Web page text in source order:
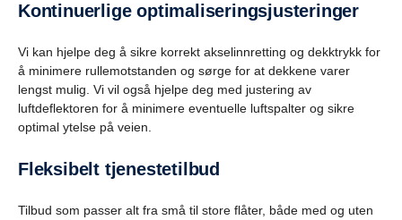
Kontinuerlige optimaliseringsjusteringer
Vi kan hjelpe deg å sikre korrekt akselinnretting og dekktrykk for
å minimere rullemotstanden og sørge for at dekkene varer
lengst mulig. Vi vil også hjelpe deg med justering av
luftdeflektoren for å minimere eventuelle luftspalter og sikre
optimal ytelse på veien.
Fleksibelt tjenestetilbud
Tilbud som passer alt fra små til store flåter, både med og uten